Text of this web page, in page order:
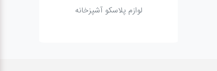
لوازم متفرقه آشپزخانه